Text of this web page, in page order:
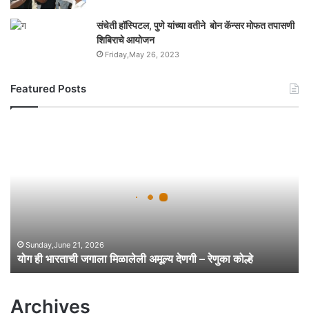
संचेती हॉस्पिटल, पुणे यांच्या वतीने बोन कॅन्सर मोफत तपासणी
शिबिराचे आयोजन
Friday,May 26, 2023
Featured Posts
ला
मि
ले
Sunday,June 21, 2026
योग ही भारताची जगाला मिळालेली अमूल्य देणगी – रेणुका कोल्हे
Archives